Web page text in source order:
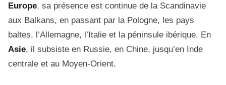
Europe, sa présence est continue de la Scandinavie
aux Balkans, en passant par la Pologne, les pays
baltes, l’Allemagne, l’Italie et la péninsule ibérique. En
Asie, il subsiste en Russie, en Chine, jusqu’en Inde
centrale et au Moyen-Orient.